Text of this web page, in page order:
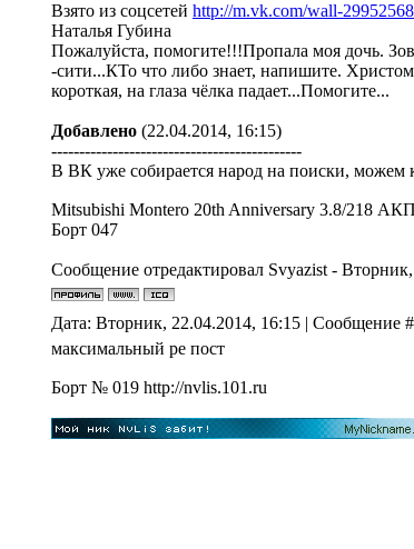
Взято из соцсетей http://m.vk.com/wall-
Наталья Губина
Пожалуйста, помогите!!!Пропала моя дочь.
-сити...КТо что либо знает, напишите.
короткая, на глаза чёлка падает...Помогите...
Добавлено (22.04.2014, 16:15)
---------------------------------------------
В ВК уже собирается народ на поиски,
Mitsubishi Montero 20th Anniversary 3.8/218
Борт 047
Сообщение отредактировал Svyazist -
Дата: Вторник, 22.04.2014, 16:15 | Сообщение #
максимальный ре пост
Бoрт № 019 http://nvlis.101.ru